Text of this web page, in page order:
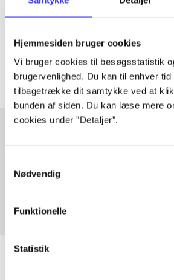
Hjemmesiden bruger cookies
Vi bruger cookies til besøgsstatistik
brugervenlighed. Du kan til enhver
tilbagetrække dit samtykke ved at
bunden af siden. Du kan læse mere
cookies under ”Detaljer”.
Nødvendig
Funktionelle
Statistik
lorem ipsum dolor sit amet
Artiklerne i handler ofte om
Fra